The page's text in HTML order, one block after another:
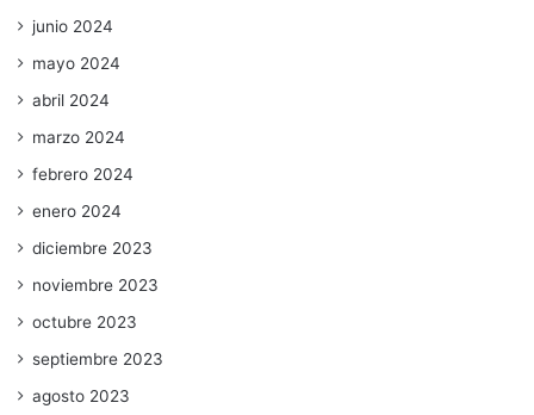
junio 2024
mayo 2024
abril 2024
marzo 2024
febrero 2024
enero 2024
diciembre 2023
noviembre 2023
octubre 2023
septiembre 2023
agosto 2023